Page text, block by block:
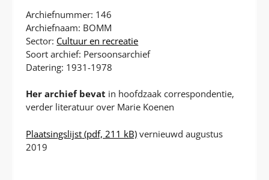
Archiefnummer: 146
Archiefnaam: BOMM
Sector: Cultuur en recreatie
Soort archief: Persoonsarchief
Datering: 1931-1978
Her archief bevat in hoofdzaak correspondentie,
verder literatuur over Marie Koenen
Plaatsingslijst (pdf, 211 kB) vernieuwd augustus
2019